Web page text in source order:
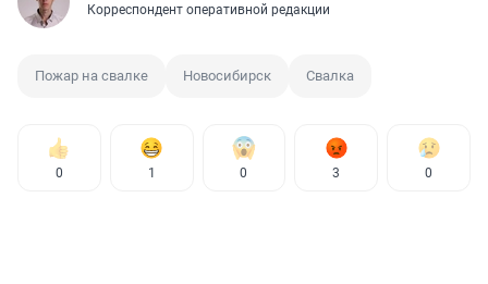
Корреспондент оперативной редакции
Пожар на свалке Новосибирск Свалка
0 1 0 3 0